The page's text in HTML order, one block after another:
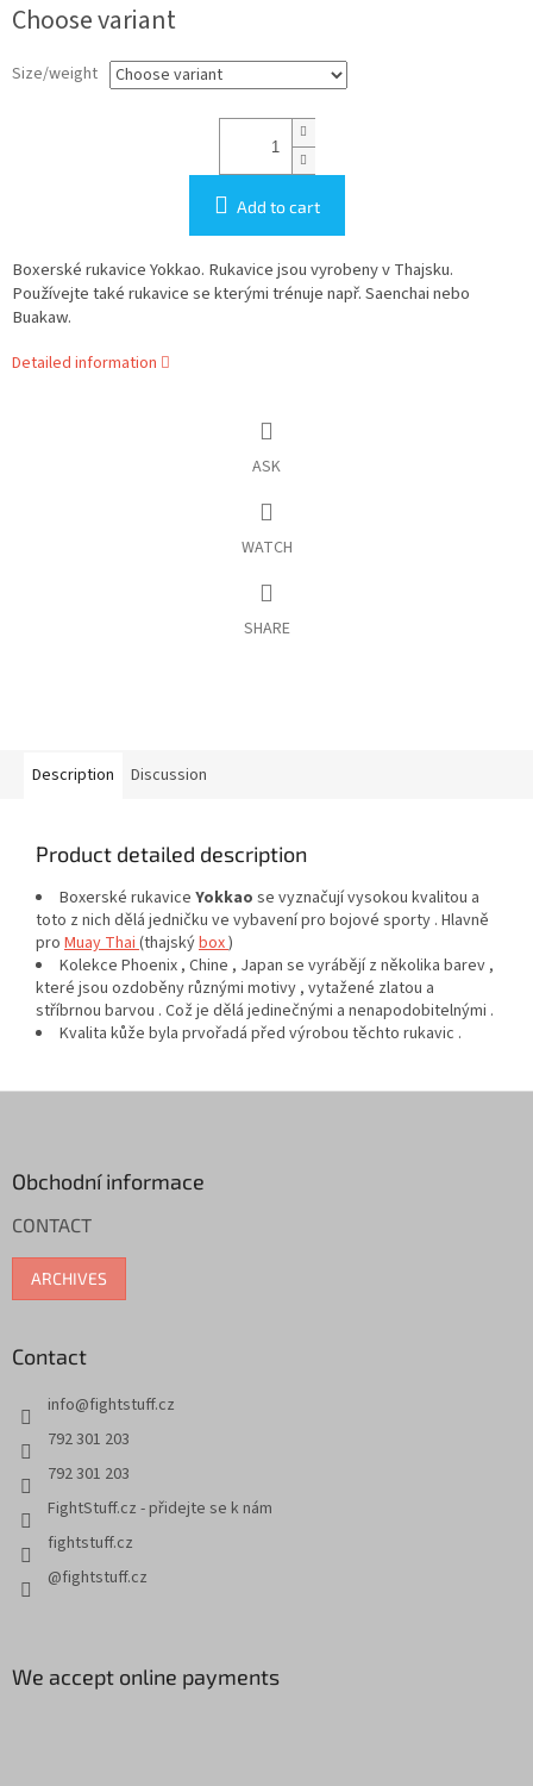
price:
Choose variant
Size/weight
Add to cart
Boxerské rukavice Yokkao. Rukavice jsou vyrobeny v Thajsku.
Používejte také rukavice se kterými trénuje např. Saenchai nebo
Buakaw.
Detailed information
ASK
WATCH
SHARE
Description Discussion
Product detailed description
Boxerské rukavice Yokkao se vyznačují vysokou kvalitou a
toto z nich dělá jedničku ve vybavení pro bojové sporty . Hlavně
pro Muay Thai (thajskýbox)
Kolekce Phoenix , Chine , Japan se vyrábějí z několika barev ,
které jsou ozdoběny různými motivy , vytažené zlatou a
stříbrnou barvou . Což je dělá jedinečnými a nenapodobitelnými .
Kvalita kůže byla prvořadá před výrobou těchto rukavic .
Obchodní informace
CONTACT
ARCHIVES
Contact
info@fightstuff.cz
792 301 203
792 301 203
FightStuff.cz - přidejte se k nám
fightstuff.cz
@fightstuff.cz
We accept online payments